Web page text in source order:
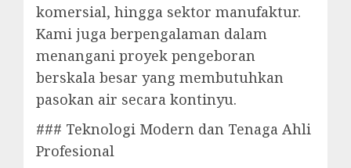
komersial, hingga sektor manufaktur.
Kami juga berpengalaman dalam
menangani proyek pengeboran
berskala besar yang membutuhkan
pasokan air secara kontinyu.
### Teknologi Modern dan Tenaga Ahli
Profesional